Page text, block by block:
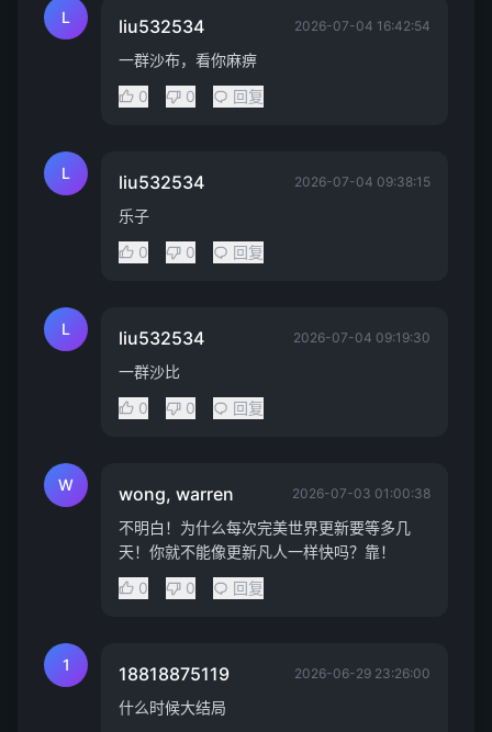
L liu532534 2026-07-04 16:42:54
一群沙布，看你麻痹
0
0 回复
L liu532534 2026-07-04 09:38:15
乐子
0
0 回复
L liu532534 2026-07-04 09:19:30
一群沙比
0
0 回复
W wong, warren 2026-07-03 01:00:38
不明白！为什么每次完美世界更新要等多几
天！你就不能像更新凡人一样快吗？靠！
0
0 回复
1 18818875119 2026-06-29 23:26:00
什么时候大结局